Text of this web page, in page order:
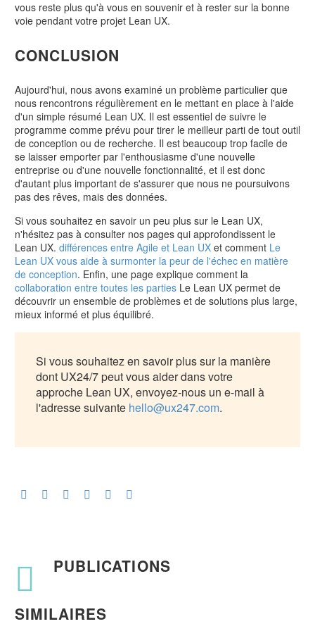
vous reste plus qu'à vous en souvenir et à rester sur la bonne
voie pendant votre projet Lean UX.
CONCLUSION
Aujourd'hui, nous avons examiné un problème particulier que
nous rencontrons régulièrement en le mettant en place à l'aide
d'un simple résumé Lean UX. Il est essentiel de suivre le
programme comme prévu pour tirer le meilleur parti de tout outil
de conception ou de recherche. Il est beaucoup trop facile de
se laisser emporter par l'enthousiasme d'une nouvelle
entreprise ou d'une nouvelle fonctionnalité, et il est donc
d'autant plus important de s'assurer que nous ne poursuivons
pas des rêves, mais des données.
Si vous souhaitez en savoir un peu plus sur le Lean UX,
n'hésitez pas à consulter nos pages qui approfondissent le
Lean UX. différences entre Agile et Lean UX et comment Le
Lean UX vous aide à surmonter la peur de l'échec en matière
de conception. Enfin, une page explique comment la
collaboration entre toutes les parties Le Lean UX permet de
découvrir un ensemble de problèmes et de solutions plus large,
mieux informé et plus équilibré.
Si vous souhaitez en savoir plus sur la manière
dont UX24/7 peut vous aider dans votre
approche Lean UX, envoyez-nous un e-mail à
l'adresse suivante hello@ux247.com.
PUBLICATIONS
SIMILAIRES